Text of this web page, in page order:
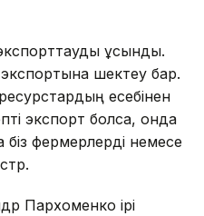
ұсындық.
экспортына шектеу бар.
есебінен
экспорт болса, онда
біз фермерлерді немесе
Пархоменко ірі